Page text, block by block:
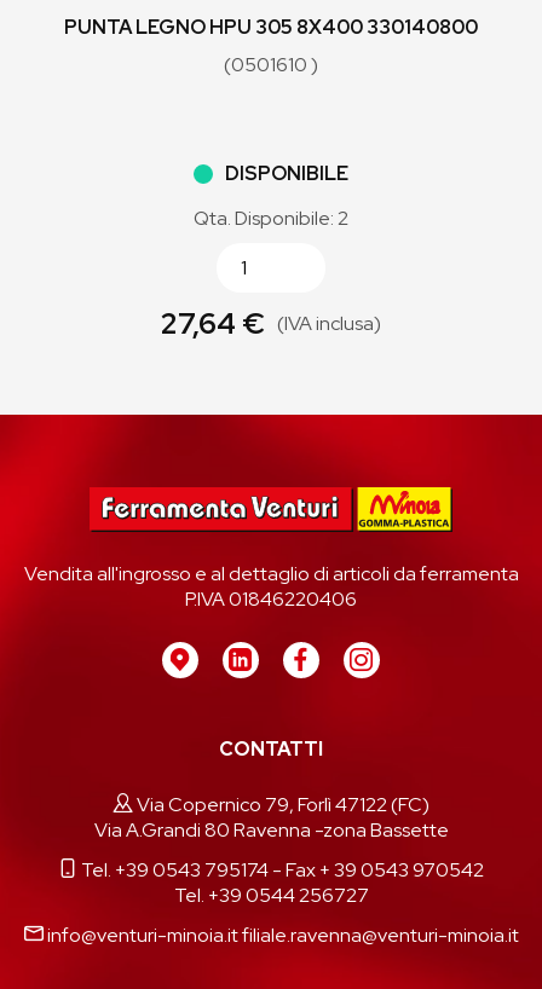
PUNTA LEGNO HPU 305 8X400 330140800
(0501610 )
DISPONIBILE
Qta. Disponibile: 2
27,64 € (IVA inclusa)
Vendita all'ingrosso e al dettaglio di articoli da ferramenta
P.IVA 01846220406
CONTATTI
Via Copernico 79, Forlì 47122 (FC)
Via A.Grandi 80 Ravenna -zona Bassette
Tel. +39 0543 795174- Fax + 39 0543 970542
Tel. +39 0544 256727
info@venturi-minoia.itfiliale.ravenna@venturi-minoia.it